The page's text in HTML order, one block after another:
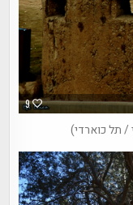
9
/ תל כוארדי)